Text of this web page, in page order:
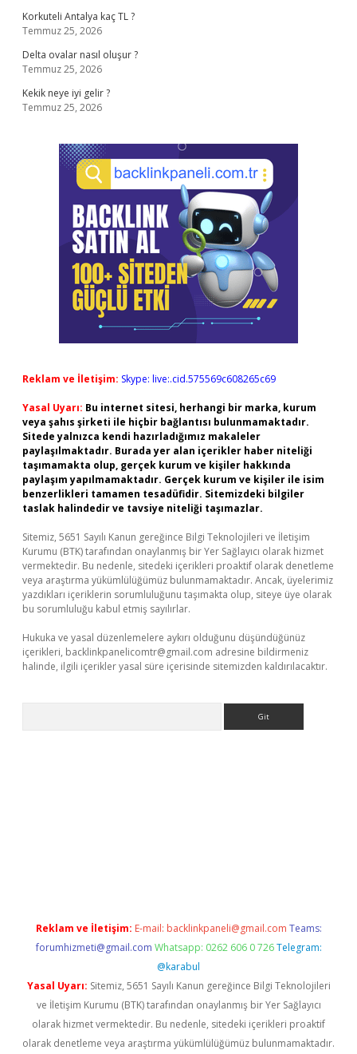
Korkuteli Antalya kaç TL ?
Temmuz 25, 2026
Delta ovalar nasıl oluşur ?
Temmuz 25, 2026
Kekik neye iyi gelir ?
Temmuz 25, 2026
Reklam ve İletişim: Skype: live:.cid.575569c608265c69
Yasal Uyarı: Bu internet sitesi, herhangi bir marka, kurum
veya şahıs şirketi ile hiçbir bağlantısı bulunmamaktadır.
Sitede yalnızca kendi hazırladığımız makaleler
paylaşılmaktadır. Burada yer alan içerikler haber niteliği
taşımamakta olup, gerçek kurum ve kişiler hakkında
paylaşım yapılmamaktadır. Gerçek kurum ve kişiler ile isim
benzerlikleri tamamen tesadüfidir. Sitemizdeki bilgiler
taslak halindedir ve tavsiye niteliği taşımazlar.
Sitemiz, 5651 Sayılı Kanun gereğince Bilgi Teknolojileri ve İletişim
Kurumu (BTK) tarafından onaylanmış bir Yer Sağlayıcı olarak hizmet
vermektedir. Bu nedenle, sitedeki içerikleri proaktif olarak denetleme
veya araştırma yükümlülüğümüz bulunmamaktadır. Ancak, üyelerimiz
yazdıkları içeriklerin sorumluluğunu taşımakta olup, siteye üye olarak
bu sorumluluğu kabul etmiş sayılırlar.
Hukuka ve yasal düzenlemelere aykırı olduğunu düşündüğünüz
içerikleri, backlinkpanelicomtr@gmail.com adresine bildirmeniz
halinde, ilgili içerikler yasal süre içerisinde sitemizden kaldırılacaktır.
Reklam ve İletişim: E-mail: backlinkpaneli@gmail.com Teams:
forumhizmeti@gmail.com Whatsapp: 0262 606 0 726 Telegram:
@karabul
Yasal Uyarı: Sitemiz, 5651 Sayılı Kanun gereğince Bilgi Teknolojileri
ve İletişim Kurumu (BTK) tarafından onaylanmış bir Yer Sağlayıcı
olarak hizmet vermektedir. Bu nedenle, sitedeki içerikleri proaktif
olarak denetleme veya araştırma yükümlülüğümüz bulunmamaktadır.